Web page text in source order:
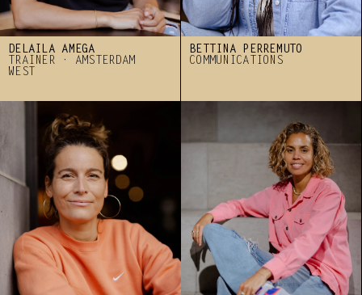
DELAILA AMEGA
TRAINER · AMSTERDAM
WEST
BETTINA PERREMUTO
COMMUNICATIONS